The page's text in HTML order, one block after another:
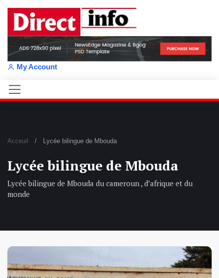
My Account
Acceuil Lycée bilingue de Mbouda
Lycée bilingue de Mbouda
Lycée bilingue de Mbouda du cameroun , d’afrique et du
monde